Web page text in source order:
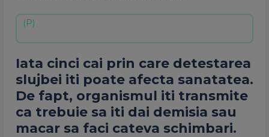
Iata cinci cai prin care detestarea
slujbei iti poate afecta sanatatea.
De fapt, organismul iti transmite
ca trebuie sa iti dai demisia sau
macar sa faci cateva schimbari.